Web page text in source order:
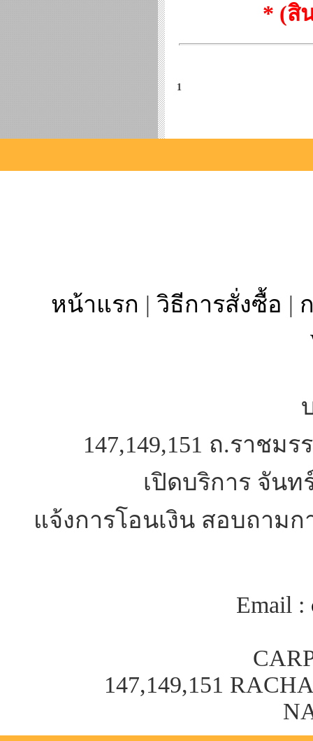
* (สิ
1
หน้าแรก | วิธีการสั่งซื้อ |
147,149,151 ถ.ราชม
เปิดบริการ จันท
แจ้งการโอนเงิน สอบถามก
Email :
147,149,151